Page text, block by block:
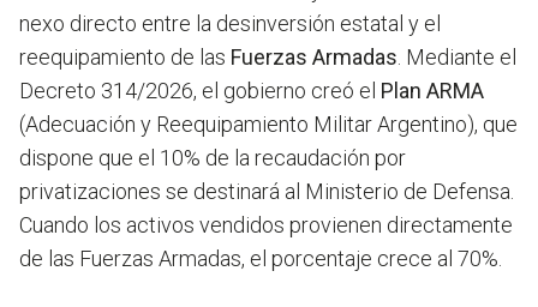
nexo directo entre la desinversión estatal y el
reequipamiento de las Fuerzas Armadas . Mediante el
Decreto 314/2026, el gobierno creó el Plan ARMA
(Adecuación y Reequipamiento Militar Argentino), que
dispone que el 10% de la recaudación por
privatizaciones se destinará al Ministerio de Defensa.
Cuando los activos vendidos provienen directamente
de las Fuerzas Armadas, el porcentaje crece al 70%.